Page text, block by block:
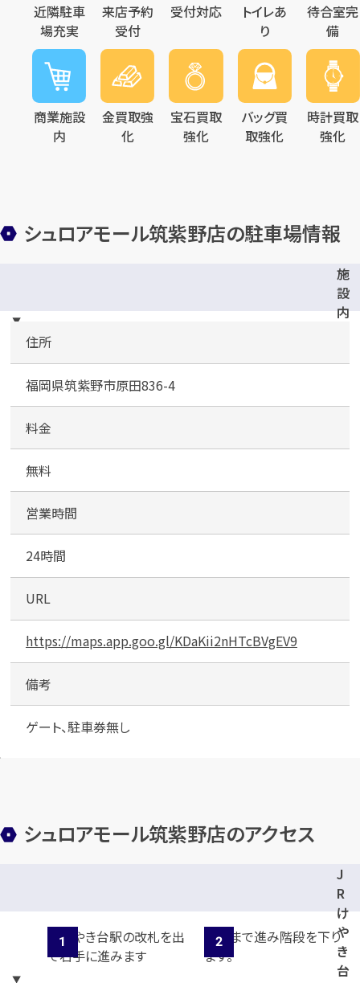
近隣駐車
場充実
来店予約
受付
受付対応
トイレあ
り
待合室完
備
商業施設
内
金買取強
化
宝石買取
強化
バッグ買
取強化
時計買取
強化
シュロアモール筑紫野店の駐車場情報
施
設
内
場
住所
福岡県筑紫野市原田836-4
料金
無料
営業時間
24時間
URL
https://maps.app.goo.gl/KDaKii2nHTcBVgEV9
備考
ゲート、駐車券無し
シュロアモール筑紫野店のアクセス
J
R
け
や
き
台